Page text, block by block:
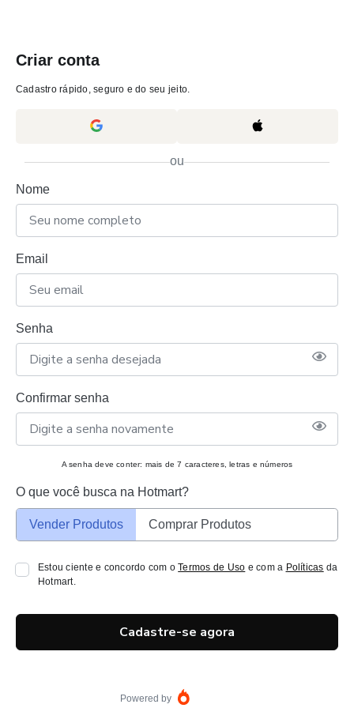
Criar conta
Cadastro rápido, seguro e do seu jeito.
ou
Nome
Email
Senha
Confirmar senha
A senha deve conter: mais de 7 caracteres, letras e números
O que você busca na Hotmart?
Vender Produtos Comprar Produtos
Estou ciente e concordo com oTermos de Uso e com a Políticas da
Hotmart.
Cadastre-se agora
Powered by